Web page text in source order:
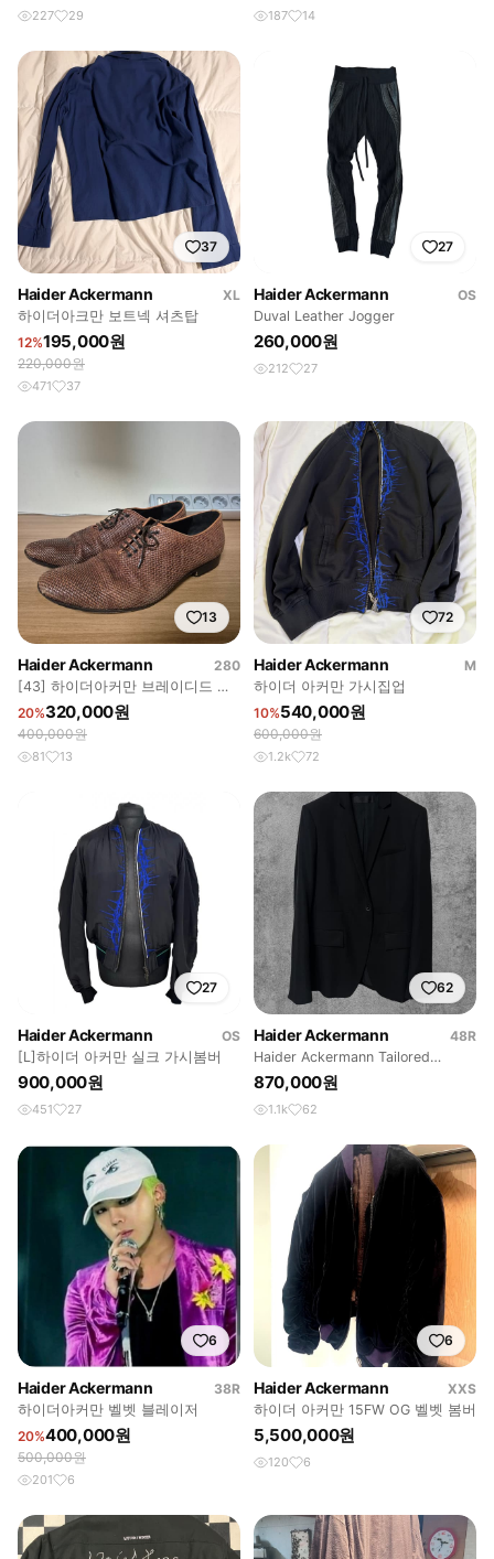
227 29 187 14
37
Haider Ackermann
XL
하이더아크만 보트넥 셔츠탑
12%195,000원
220,000원
471 37
27
Haider Ackermann
OS
Duval Leather Jogger
260,000원
212 27
13
Haider Ackermann
280
[43] 하이더아커만 브레이디드 레
더 더비 슈즈 브라운
20%320,000원
400,000원
81 13
72
Haider Ackermann
M
하이더 아커만 가시집업
10%540,000원
600,000원
1.2k 72
27
Haider Ackermann
OS
[L]하이더 아커만 실크 가시봄버
900,000원
451 27
62
Haider Ackermann
48R
Haider Ackermann Tailored
Jacket
870,000원
1.1k 62
6
Haider Ackermann
38R
하이더아커만 벨벳 블레이저
20%400,000원
500,000원
201 6
6
Haider Ackermann
XXS
하이더 아커만 15FW OG 벨벳 봄버
5,500,000원
120 6